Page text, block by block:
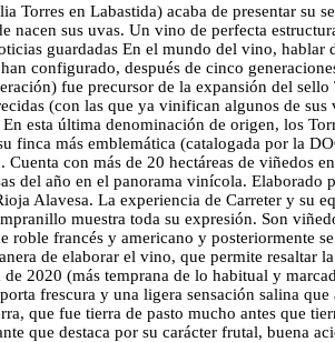
en Labastida) acaba de presentar su
sus uvas. Un vino de perfecta
guardadas En el mundo del vino, hablar
configurado, después de cinco
fue precursor de la expansión del
(con las que ya vinifican algunos de
esta última denominación de origen, los
más emblemática (catalogada por la
con más de 20 hectáreas de viñedos
del año en el panorama vinícola.
Alavesa. La experiencia de Carreter y su
muestra toda su expresión. Son
francés y americano y posteriormente
de elaborar el vino, que permite resaltar
2020 (más temprana de lo habitual y
frescura y una ligera sensación salina
que fue tierra de pasto mucho antes que
que destaca por su carácter frutal, buena